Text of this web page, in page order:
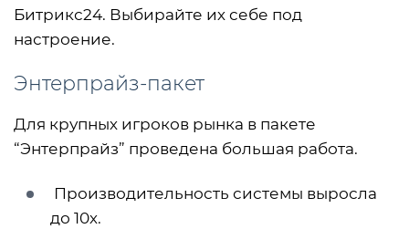
Битрикс24. Выбирайте их себе под
настроение.
Энтерпрайз-пакет
Для крупных игроков рынка в пакете
“Энтерпрайз” проведена большая работа.
Производительность системы выросла
до 10х.